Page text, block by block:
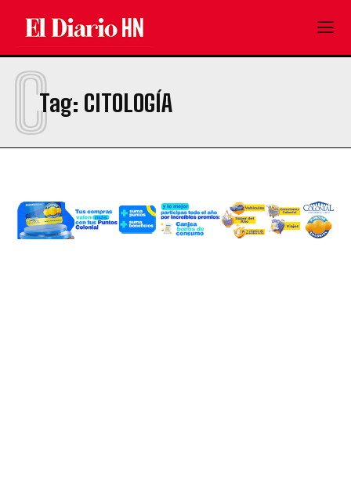
Tag: CITOLOGÍA
C